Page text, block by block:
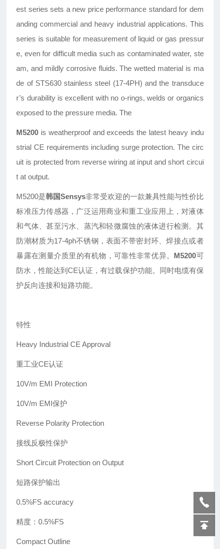
est series sets a new price performance standard for dem
anding commercial and heavy industrial applications. This
series is suitable for measurement of liquid or gas pressur
e, even for difficult media such as contaminated water, ste
am, and mildly corrosive fluids. The wetted material is ma
de of STS630 stainless steel (17-4PH) and the transduce
r’s durability is excellent with no o-rings, welds or organics
exposed to the pressure media. The
M5200 is weatherproof and exceeds the latest heavy indu
strial CE requirements including surge protection. The circ
uit is protected from reverse wiring at input and short circui
t at output.
M5200是韩国Sensys非常受欢迎的一款兼具性能与性价比
标准压力传感器，广泛运用商业和重工业应用上，对液体
和气体、甚至污水、蒸汽和轻微腐蚀的液体进行检测。其
防潮材质为17-4ph不锈钢，表面不带密封环、焊接点或者
暴露在测量介质里的有机物，可靠性非常优异。 M5200可
防水，性能达到CE认证，有过载保护功能。同时电缆有保
护反向连接和短路功能。
特性
Heavy Industrial CE Approval
重工业CE认证
10V/m EMI Protection
10V/m EMI保护
Reverse Polarity Protection
接线反极性保护
Short Circuit Protection on Output
短路保护输出
0.5%FS accuracy
精度：0.5%FS
Compact Outline